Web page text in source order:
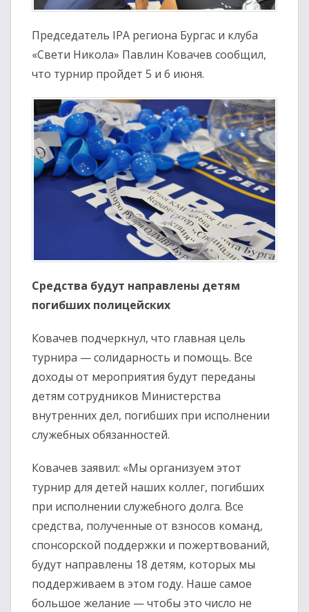
Председатель IPA региона Бургас и клуба
«Свети Никола» Павлин Ковачев сообщил,
что турнир пройдет 5 и 6 июня.
Средства будут направлены детям
погибших полицейских
Ковачев подчеркнул, что главная цель
турнира — солидарность и помощь. Все
доходы от мероприятия будут переданы
детям сотрудников Министерства
внутренних дел, погибших при исполнении
служебных обязанностей.
Ковачев заявил: «Мы организуем этот
турнир для детей наших коллег, погибших
при исполнении служебного долга. Все
средства, полученные от взносов команд,
спонсорской поддержки и пожертвований,
будут направлены 18 детям, которых мы
поддерживаем в этом году. Наше самое
большое желание — чтобы это число не